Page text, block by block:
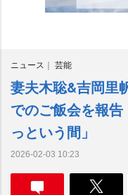
ニュース 芸能
妻夫木聡&吉岡里
でのご飯会を報
っという間」
2026-02-03 10:23